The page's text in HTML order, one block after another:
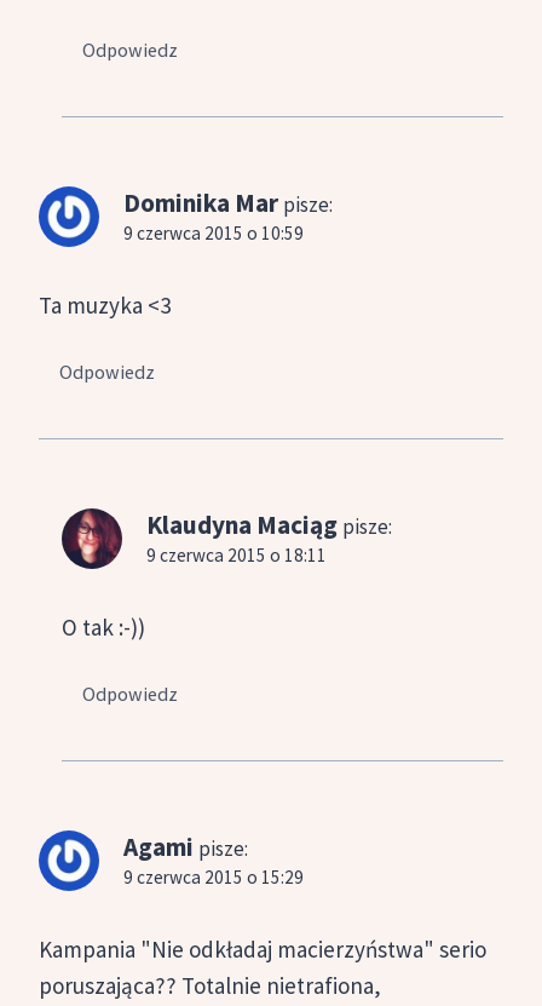
Odpowiedz
Dominika Mar pisze:
9 czerwca 2015 o 10:59
Ta muzyka <3
Odpowiedz
Klaudyna Maciąg pisze:
9 czerwca 2015 o 18:11
O tak :-))
Odpowiedz
Agami pisze:
9 czerwca 2015 o 15:29
Kampania "Nie odkładaj macierzyństwa" serio
poruszająca?? Totalnie nietrafiona,